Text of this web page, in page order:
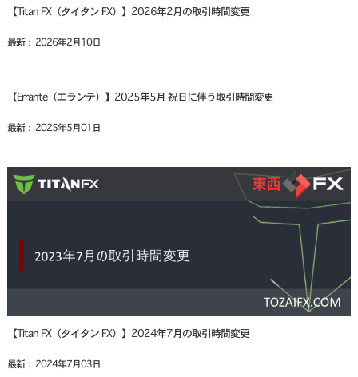
【Titan FX（タイタン FX）】2026年2月の取引時間変更
最新： 2026年2月10日
【Errante（エランテ）】2025年5月 祝日に伴う取引時間変更
最新： 2025年5月01日
【Titan FX（タイタン FX）】2024年7月の取引時間変更
最新： 2024年7月03日